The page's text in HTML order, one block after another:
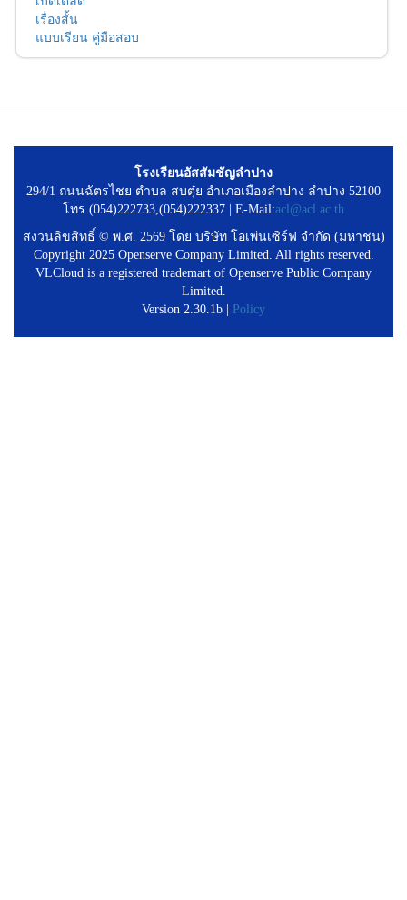
เรื่องสั้น
แบบเรียน คู่มือสอบ
โรงเรียนอัสสัมชัญลำปาง
294/1 ถนนฉัตรไชย ตำบล สบตุ๋ย อำเภอเมืองลำปาง ลำปาง 52100
โทร.(054)222733,(054)222337 | E-Mail:acl@acl.ac.th
สงวนลิขสิทธิ์ © พ.ศ. 2569 โดย บริษัท โอเพ่นเซิร์ฟ จำกัด (มหาชน)
Copyright 2025 Openserve Company Limited. All rights reserved.
VLCloud is a registered trademart of Openserve Public Company
Limited.
Version 2.30.1b |
Policy